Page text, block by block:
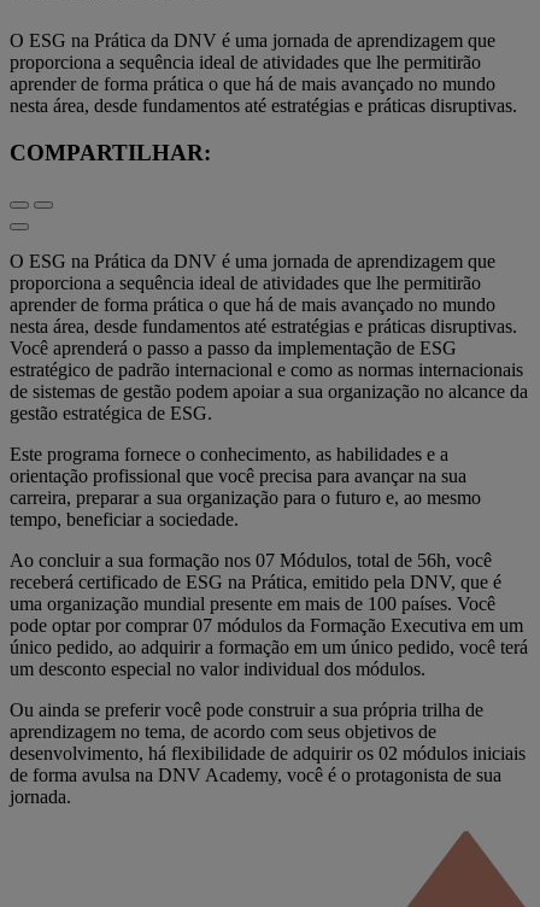
O ESG na Prática da DNV é uma jornada de aprendizagem que
proporciona a sequência ideal de atividades que lhe permitirão
aprender de forma prática o que há de mais avançado no mundo
nesta área, desde fundamentos até estratégias e práticas disruptivas.
COMPARTILHAR:
O ESG na Prática da DNV é uma jornada de aprendizagem que
proporciona a sequência ideal de atividades que lhe permitirão
aprender de forma prática o que há de mais avançado no mundo
nesta área, desde fundamentos até estratégias e práticas disruptivas.
Você aprenderá o passo a passo da implementação de ESG
estratégico de padrão internacional e como as normas internacionais
de sistemas de gestão podem apoiar a sua organização no alcance da
gestão estratégica de ESG.
Este programa fornece o conhecimento, as habilidades e a
orientação profissional que você precisa para avançar na sua
carreira, preparar a sua organização para o futuro e, ao mesmo
tempo, beneficiar a sociedade.
Ao concluir a sua formação nos 07 Módulos, total de 56h, você
receberá certificado de ESG na Prática, emitido pela DNV, que é
uma organização mundial presente em mais de 100 países. Você
pode optar por comprar 07 módulos da Formação Executiva em um
único pedido, ao adquirir a formação em um único pedido, você terá
um desconto especial no valor individual dos módulos.
Ou ainda se preferir você pode construir a sua própria trilha de
aprendizagem no tema, de acordo com seus objetivos de
desenvolvimento, há flexibilidade de adquirir os 02 módulos iniciais
de forma avulsa na DNV Academy, você é o protagonista de sua
jornada.